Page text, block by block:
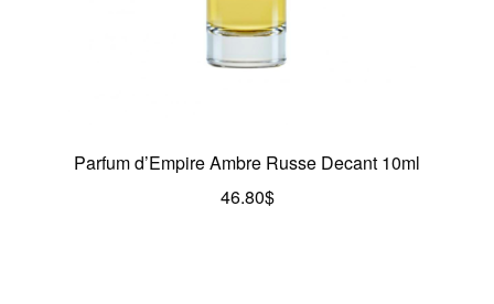
Parfum d’Empire Ambre Russe Decant 10ml
46.80$